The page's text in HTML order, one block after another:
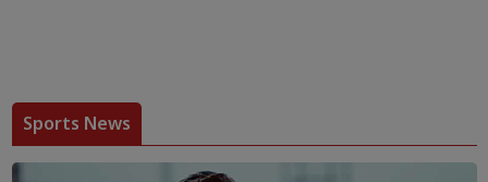
Sports News